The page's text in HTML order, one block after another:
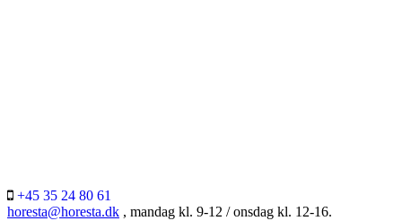
+45 35 24 80 61
horesta@horesta.dk , mandag kl. 9-12 / onsdag kl. 12-16.